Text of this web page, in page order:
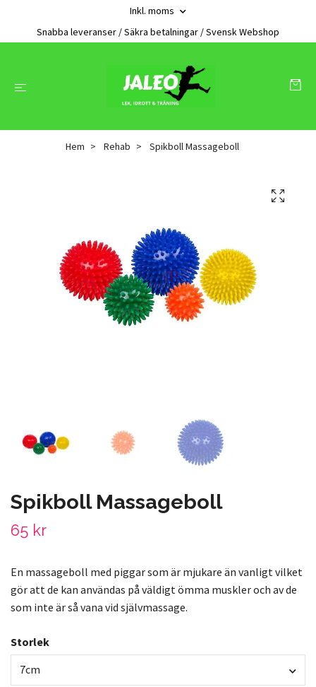
Inkl. moms
Snabba leveranser / Säkra betalningar / Svensk Webshop
Hem Rehab Spikboll Massageboll
Spikboll Massageboll
65 kr
En massageboll med piggar som är mjukare än vanligt vilket
gör att de kan användas på väldigt ömma muskler och av de
som inte är så vana vid självmassage.
Storlek
7cm